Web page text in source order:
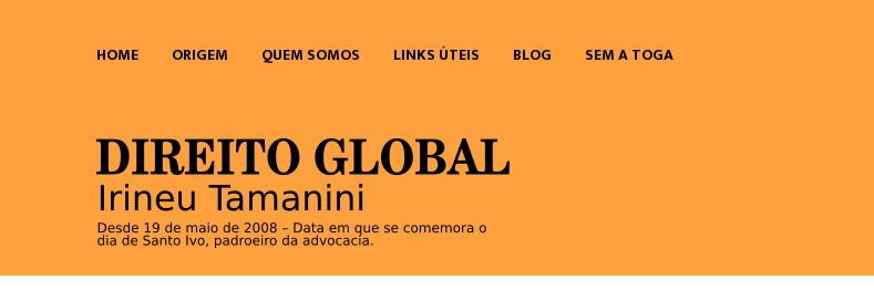
HOME ORIGEM QUEM SOMOS LINKS ÚTEIS BLOG SEM A TOGA